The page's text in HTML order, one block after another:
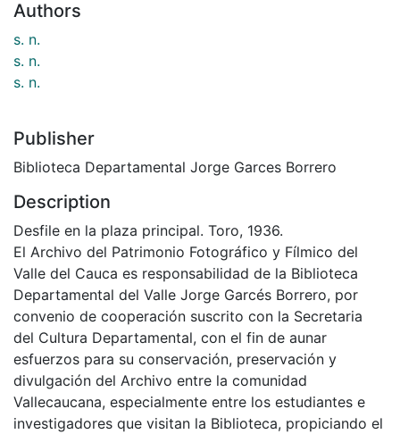
Authors
s. n.
s. n.
s. n.
Publisher
Biblioteca Departamental Jorge Garces Borrero
Description
Desfile en la plaza principal. Toro, 1936.
El Archivo del Patrimonio Fotográfico y Fílmico del
Valle del Cauca es responsabilidad de la Biblioteca
Departamental del Valle Jorge Garcés Borrero, por
convenio de cooperación suscrito con la Secretaria
del Cultura Departamental, con el fin de aunar
esfuerzos para su conservación, preservación y
divulgación del Archivo entre la comunidad
Vallecaucana, especialmente entre los estudiantes e
investigadores que visitan la Biblioteca, propiciando el